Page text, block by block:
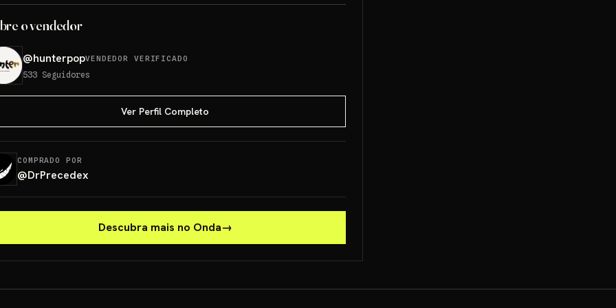
o vendedor
@hunterpopVENDEDOR VERIFICADO
533 Seguidores
Ver Perfil Completo
COMPRADO POR
@DrPrecedex
Descubra mais no Onda→